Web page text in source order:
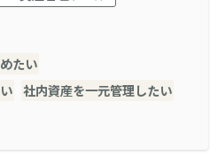
たい
社内資産を一元管理したい